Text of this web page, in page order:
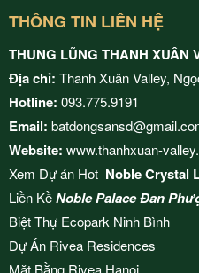
THÔNG TIN LIÊN HỆ
THUNG LŨNG THANH XUÂN
Địa chỉ: Thanh Xuân Valley,
Hotline: 093.775.9191
Email:
Website: www.thanhxuan-
Xem Dự án Hot Noble Crystal
Liền KềNoble Palace Đan
Biệt Thự Ecopark Ninh Bình
Dự Án Rivea Residences
Mặt Bằng Rivea Hanoi